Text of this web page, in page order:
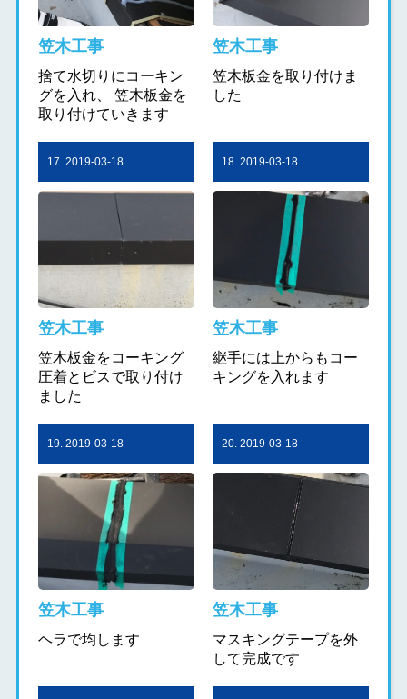
笠木工事
捨て水切りにコーキン
グを入れ、 笠木板金を
取り付けていきます
笠木工事
笠木板金を取り付けま
した
17. 2019-03-18
笠木工事
笠木板金をコーキング
圧着とビスで取り付け
ました
18. 2019-03-18
笠木工事
継手には上からもコー
キングを入れます
19. 2019-03-18
笠木工事
ヘラで均します
20. 2019-03-18
笠木工事
マスキングテープを外
して完成です